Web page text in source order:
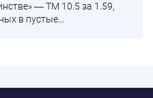
― ТМ 10.5 за 1.59,
в пустые...